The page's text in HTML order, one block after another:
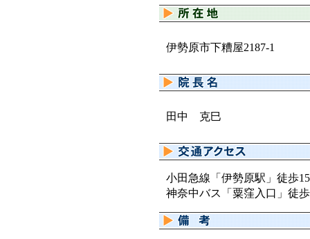
伊勢原市下糟屋2187-1
田中 克巳
小田急線「伊勢原駅」徒歩
神奈中バス「粟窪入口」徒